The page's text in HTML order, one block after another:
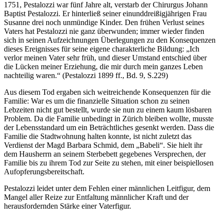
1751, Pestalozzi war fünf Jahre alt, verstarb der Chirurgus Johann
Baptist Pestalozzi. Er hinterließ seiner einunddreißigjährigen Frau
Susanne drei noch unmündige Kinder. Den frühen Verlust seines
Vaters hat Pestalozzi nie ganz überwunden; immer wieder finden
sich in seinen Aufzeichnungen Überlegungen zu den Konsequenzen
dieses Ereignisses für seine eigene charakterliche Bildung: „Ich
verlor meinen Vater sehr früh, und dieser Umstand entschied über
die Lücken meiner Erziehung, die mir durch mein ganzes Leben
nachteilig waren.“ (Pestalozzi 1899 ff., Bd. 9, S.229)
Aus diesem Tod ergaben sich weitreichende Konsequenzen für die
Familie: War es um die finanzielle Situation schon zu seinen
Lebzeiten nicht gut bestellt, wurde sie nun zu einem kaum lösbaren
Problem. Da die Familie unbedingt in Zürich bleiben wollte, musste
der Lebensstandard um ein Beträchtliches gesenkt werden. Dass die
Familie die Stadtwohnung halten konnte, ist nicht zuletzt das
Verdienst der Magd Barbara Schmid, dem „Babeli“. Sie hielt ihr
dem Hausherrn an seinem Sterbebett gegebenes Versprechen, der
Familie bis zu ihrem Tod zur Seite zu stehen, mit einer beispiellosen
Aufopferungsbereitschaft.
Pestalozzi leidet unter dem Fehlen einer männlichen Leitfigur, dem
Mangel aller Reize zur Entfaltung männlicher Kraft und der
herausfordernden Stärke einer Vaterfigur.